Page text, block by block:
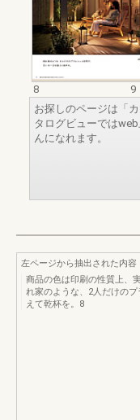
8
9
お探しのページは「
タログビューでは
んになれます。
左ページから抽出された内容
商品の色は印刷の性質上、
れ家のような、2人だけの
えて乾杯を。8